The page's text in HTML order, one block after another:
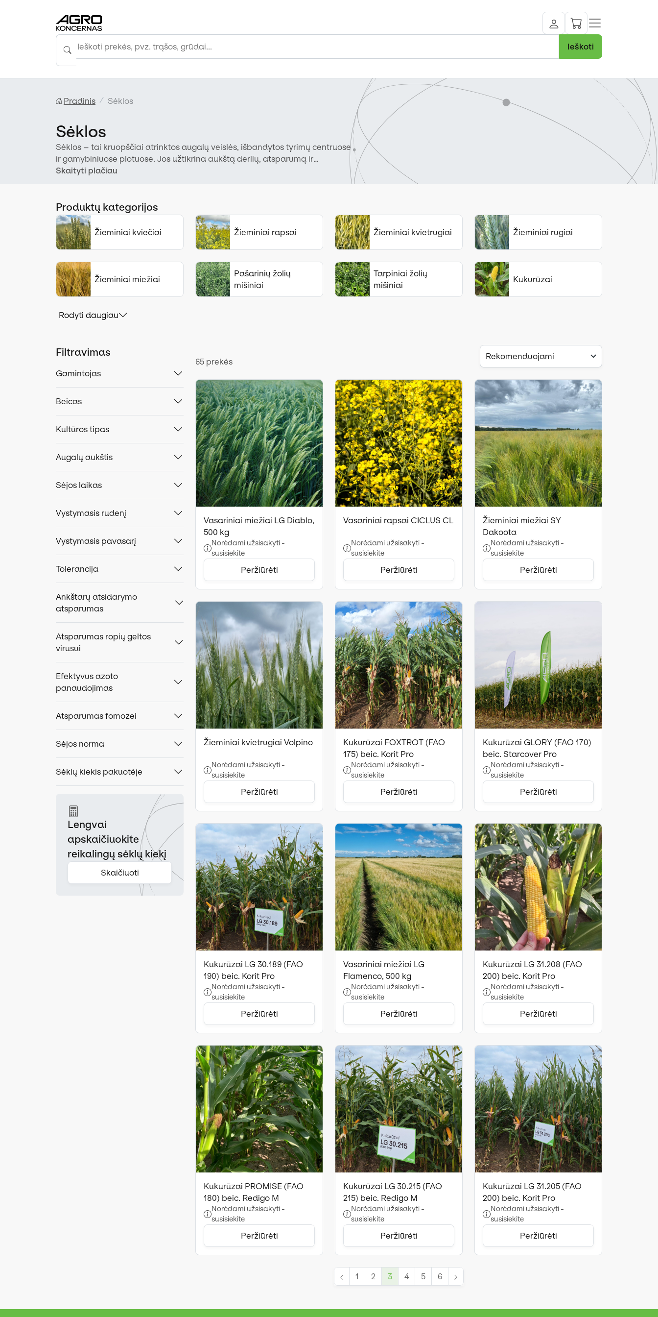
Ieškoti
Pradinis Sėklos
Sėklos
Sėklos – tai kruopščiai atrinktos augalų veislės, išbandytos tyrimų centruose
ir gamybiniuose plotuose. Jos užtikrina aukštą derlių, atsparumą ir
žiemkentiškumą.
Skaityti plačiau
Produktų kategorijos
Žieminiai kviečiai Žieminiai rapsai Žieminiai kvietrugiai Žieminiai rugiai
Žieminiai miežiai
Pašarinių žolių
mišiniai
Tarpiniai žolių
mišiniai
Kukurūzai
Rodyti daugiau
Filtravimas
Gamintojas
Beicas
Kultūros tipas
Augalų aukštis
Sėjos laikas
Vystymasis rudenį
Vystymasis pavasarį
Tolerancija
Ankštarų atsidarymo
atsparumas
Atsparumas ropių geltos
virusui
Efektyvus azoto
panaudojimas
Atsparumas fomozei
Sėjos norma
Sėklų kiekis pakuotėje
Lengvai
apskaičiuokite
reikalingų sėklų kiekį
Skaičiuoti
65 prekės
Rekomenduojami
Vasariniai miežiai LG Diablo,
500 kg
Norėdami užsisakyti -
susisiekite
Peržiūrėti
Vasariniai rapsai CICLUS CL
Norėdami užsisakyti -
susisiekite
Peržiūrėti
Žieminiai miežiai SY
Dakoota
Norėdami užsisakyti -
susisiekite
Peržiūrėti
Žieminiai kvietrugiai Volpino
Norėdami užsisakyti -
susisiekite
Peržiūrėti
Kukurūzai FOXTROT (FAO
175) beic. Korit Pro
Norėdami užsisakyti -
susisiekite
Peržiūrėti
Kukurūzai GLORY (FAO 170)
beic. Starcover Pro
Norėdami užsisakyti -
susisiekite
Peržiūrėti
Kukurūzai LG 30.189 (FAO
190) beic. Korit Pro
Norėdami užsisakyti -
susisiekite
Peržiūrėti
Vasariniai miežiai LG
Flamenco, 500 kg
Norėdami užsisakyti -
susisiekite
Peržiūrėti
Kukurūzai LG 31.208 (FAO
200) beic. Korit Pro
Norėdami užsisakyti -
susisiekite
Peržiūrėti
Kukurūzai PROMISE (FAO
180) beic. Redigo M
Norėdami užsisakyti -
susisiekite
Peržiūrėti
Kukurūzai LG 30.215 (FAO
215) beic. Redigo M
Norėdami užsisakyti -
susisiekite
Peržiūrėti
Kukurūzai LG 31.205 (FAO
200) beic. Korit Pro
Norėdami užsisakyti -
susisiekite
Peržiūrėti
1 2 3 4 5 6